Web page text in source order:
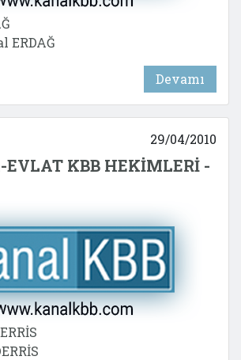
ERDAĞ
Devamı
29/04/2010
EVLAT KBB HEKİMLERİ -